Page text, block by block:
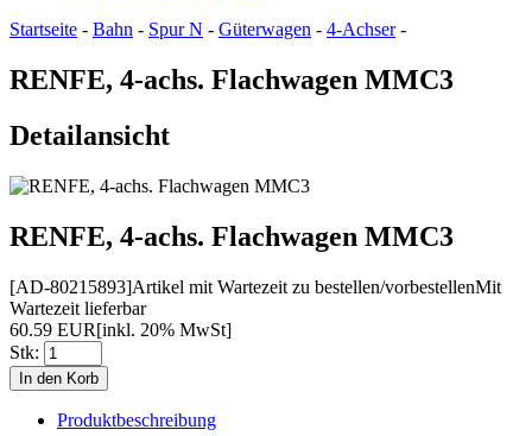
Startseite - Bahn - Spur N - Güterwagen - 4-Achser-
RENFE, 4-achs. Flachwagen MMC3
Detailansicht
RENFE, 4-achs. Flachwagen MMC3
[AD-80215893]Artikel mit Wartezeit zu bestellen/vorbestellenMit
Wartezeit lieferbar
60.59 EUR[inkl. 20% MwSt]
Stk:
Produktbeschreibung